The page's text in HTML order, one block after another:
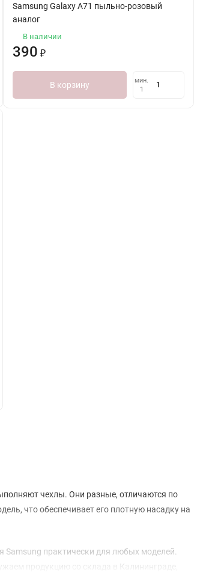
Samsung Galaxy A71 пыльно-розовый
аналог
В наличии
390 ₽
В корзину
мин.
1
чехлы. Они разные, отличаются по
что обеспечивает его плотную насадку на
практически для любых моделей.
продукцию со склада в Калининграде,